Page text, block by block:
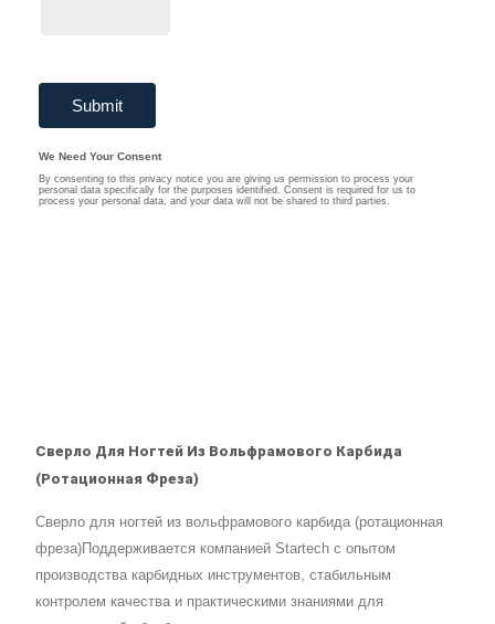
Сверло Для Ногтей Из Вольфрамового Карбида
(ротационная Фреза)
Сверло для ногтей из вольфрамового карбида (ротационная
фреза)Поддерживается компанией Startech с опытом
производства карбидных инструментов, стабильным
контролем качества и практическими знаниями для